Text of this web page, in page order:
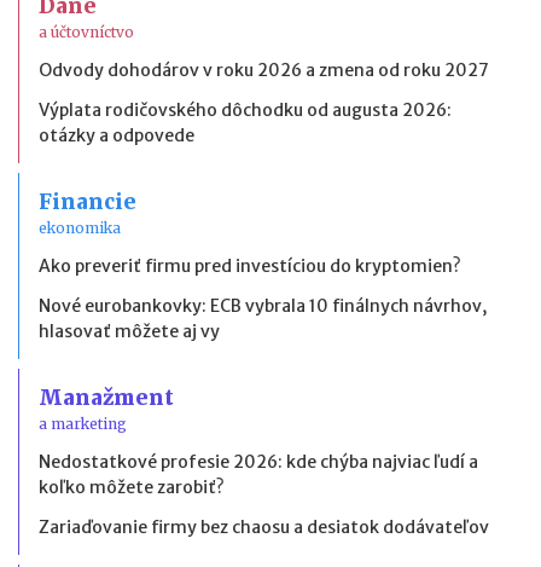
Dane
a účtovníctvo
Odvody dohodárov v roku 2026 a zmena od roku 2027
Výplata rodičovského dôchodku od augusta 2026:
otázky a odpovede
Financie
ekonomika
Ako preveriť firmu pred investíciou do kryptomien?
Nové eurobankovky: ECB vybrala 10 finálnych návrhov,
hlasovať môžete aj vy
Manažment
a marketing
Nedostatkové profesie 2026: kde chýba najviac ľudí a
koľko môžete zarobiť?
Zariaďovanie firmy bez chaosu a desiatok dodávateľov